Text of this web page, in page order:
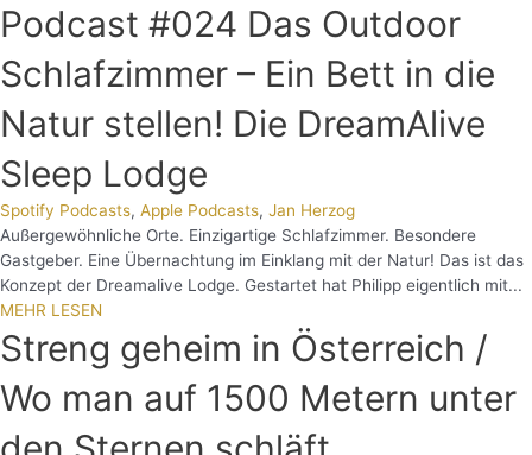
Podcast #024 Das Outdoor
Schlafzimmer – Ein Bett in die
Natur stellen! Die DreamAlive
Sleep Lodge
Spotify Podcasts, Apple Podcasts, Jan Herzog
Außergewöhnliche Orte. Einzigartige Schlafzimmer. Besondere
Gastgeber. Eine Übernachtung im Einklang mit der Natur! Das ist das
Konzept der Dreamalive Lodge. Gestartet hat Philipp eigentlich mit...
MEHR LESEN
Streng geheim in Österreich /
Wo man auf 1500 Metern unter